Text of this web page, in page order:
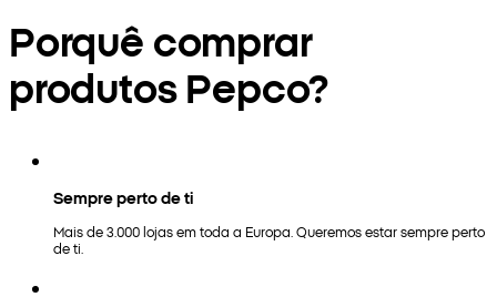
Porquê comprar
produtos Pepco?
Sempre perto de ti
Mais de 3.000 lojas em toda a Europa. Queremos estar sempre perto
de ti.